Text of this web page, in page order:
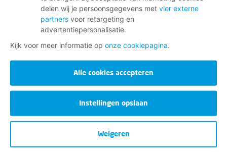
delen wij je persoonsgegevens met vier externe
partners voor retargeting en
advertentiepersonalisatie.
Kijk voor meer informatie op onze cookiepagina.
Alle cookies accepteren
Instellingen opslaan
Weigeren